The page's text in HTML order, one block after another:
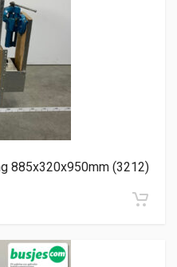
885x320x950mm (3212)